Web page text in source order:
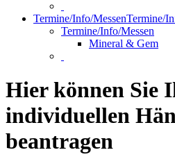
Termine/Info/MessenTermine/
Termine/Info/Messen
Mineral & Gem
Hier können Sie
individuellen
beantragen